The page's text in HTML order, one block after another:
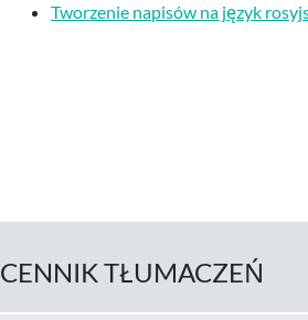
Tworzenie napisów na język
CENNIK TŁUMACZEŃ